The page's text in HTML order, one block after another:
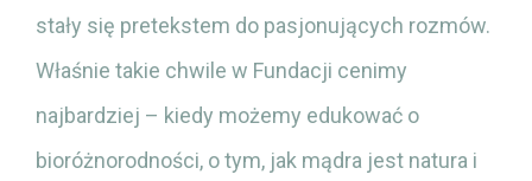
stały się pretekstem do pasjonujących rozmów.
Właśnie takie chwile w Fundacji cenimy
najbardziej – kiedy możemy edukować o
bioróżnorodności, o tym, jak mądra jest natura i